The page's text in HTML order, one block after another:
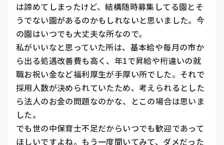
は諦めてしまったけど、結構随時募集してる園とそ
うでない園があるのかもしれないと思いました。今
の園はいつでも大丈夫な所なので。
私がいいなと思っていた所は、基本給や毎月の市か
ら出る処遇改善費も高く、年1で昇給や桁違いの就
職お祝い金など福利厚生が手厚い所でした。それで
採用人数が決められていたため、考えられるとした
ら法人のお金の問題なのかな、とこの場合は思いま
した。
でも世の中保育士不足だからいつでも歓迎であって
ほしいですよね。もう一度聞いてみて、ダメだった